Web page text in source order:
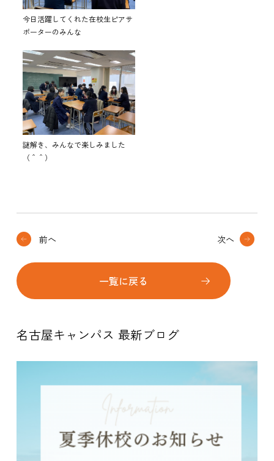
今日活躍してくれた在校生ピアサ
ポーターのみんな
謎解き、みんなで楽しみました
（＾＾）
前へ
一覧に戻る
次へ
名古屋キャンパス 最新ブログ